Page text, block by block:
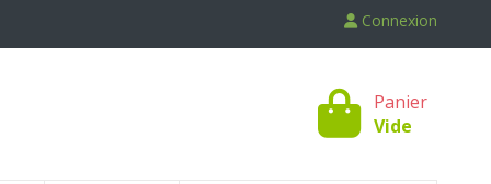
Connexion
Panier
Vide